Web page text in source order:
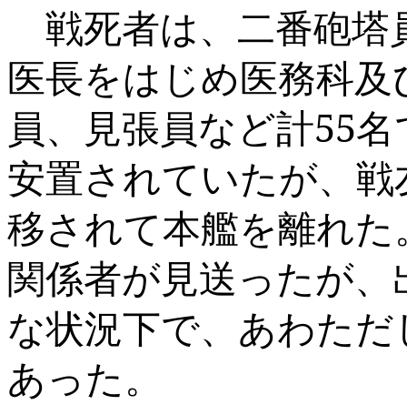
戦死者は、二番砲塔
医長をはじめ医務科
員、見張員など計55名
安置されていたが、
移されて本艦を離れ
関係者が見送ったが
な状況下で、あわた
あった。